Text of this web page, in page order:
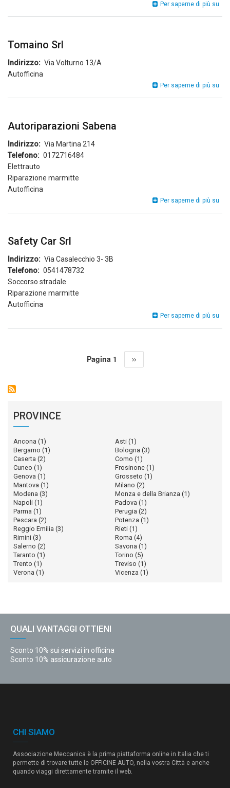
Per saperne di più su
Tomaino Srl
Indirizzo
Via Volturno 13/A
Autofficina
Per saperne di più su
Autoriparazioni Sabena
Indirizzo
Via Martina 214
Telefono
0172716484
Elettrauto
Riparazione marmitte
Autofficina
Per saperne di più su
Safety Car Srl
Indirizzo
Via Casalecchio 3- 3B
Telefono
0541478732
Soccorso stradale
Riparazione marmitte
Autofficina
Per saperne di più su
Pagina 1
Pagina
successiva
››
PROVINCE
Ancona (1) Asti (1)
Bergamo (1) Bologna (3)
Caserta (2) Como (1)
Cuneo (1) Frosinone (1)
Genova (1) Grosseto (1)
Mantova (1) Milano (2)
Modena (3) Monza e della Brianza (1)
Napoli (1) Padova (1)
Parma (1) Perugia (2)
Pescara (2) Potenza (1)
Reggio Emilia (3) Rieti (1)
Rimini (3) Roma (4)
Salerno (2) Savona (1)
Taranto (1) Torino (5)
Trento (1) Treviso (1)
Verona (1) Vicenza (1)
QUALI VANTAGGI OTTIENI
Sconto 10% sui servizi in officina
Sconto 10% assicurazione auto
CHI SIAMO
Associazione Meccanica è la prima piattaforma online in Italia che ti
permette di trovare tutte le OFFICINE AUTO, nella vostra Città e anche
quando viaggi direttamente tramite il web.